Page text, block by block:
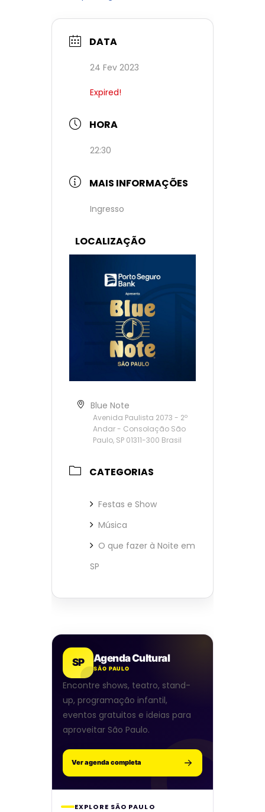
DATA
24 Fev 2023
Expired!
HORA
22:30
MAIS INFORMAÇÕES
Ingresso
LOCALIZAÇÃO
Blue Note
Avenida Paulista 2073 - 2º
Andar - Consolação São
Paulo, SP 01311-300 Brasil
CATEGORIAS
Festas e Show
Música
O que fazer à Noite em
SP
SP Agenda Cultural
SÃO PAULO
Encontre shows, teatro, stand-
up, programação infantil,
eventos gratuitos e ideias para
aproveitar São Paulo.
Ver agenda completa
EXPLORE SÃO PAULO